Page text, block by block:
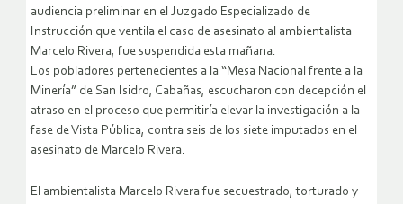
audiencia preliminar en el Juzgado Especializado de
Instrucción que ventila el caso de asesinato al ambientalista
Marcelo Rivera, fue suspendida esta mañana.
Los pobladores pertenecientes a la “Mesa Nacional frente a la
Minería” de San Isidro, Cabañas, escucharon con decepción el
atraso en el proceso que permitiría elevar la investigación a la
fase de Vista Pública, contra seis de los siete imputados en el
asesinato de Marcelo Rivera.
El ambientalista Marcelo Rivera fue secuestrado, torturado y